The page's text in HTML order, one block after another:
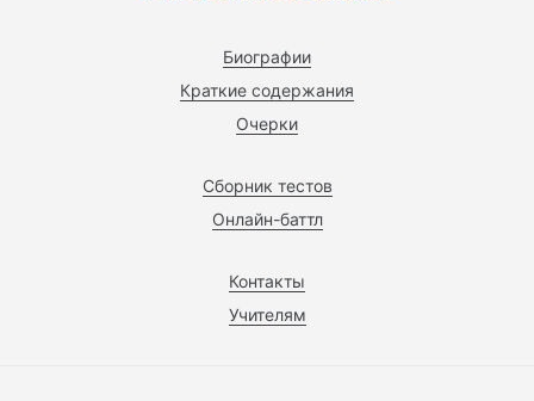
Биографии
Краткие содержания
Очерки
Сборник тестов
Онлайн-баттл
Контакты
Учителям